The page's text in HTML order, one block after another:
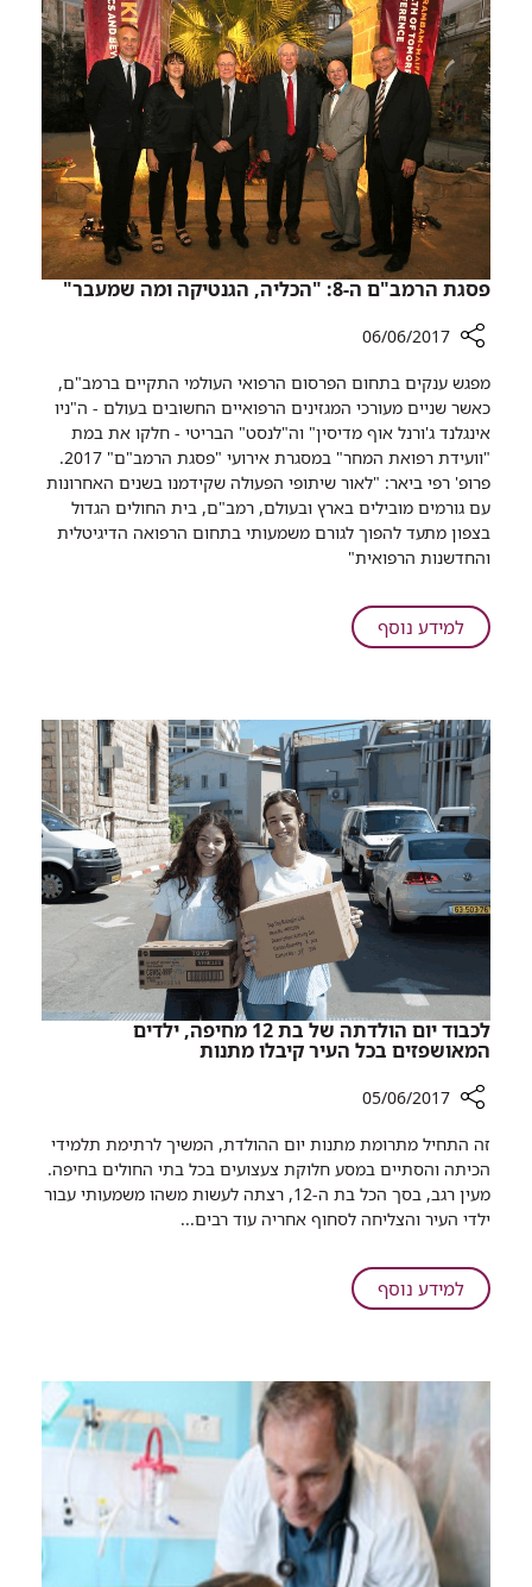
עשרות
אלפי
שקלים
לביה"ח
הישראלי
​פסגת הרמב"ם ה-8: "הכליה, הגנטיקה ומה שמעבר"
שיתוף
​
פסגת
הרמב"ם
"הכליה,
הגנטיקה
ומה
06/06/2017
מ​פגש ענקים בתחום הפרסום הרפואי העולמי התקיים ברמב"ם,
כאשר שניים מעורכי המגזינים הרפואיים החשובים בעולם - ה"ניו
אינגלנד ג'ורנל אוף מדיסין" וה"לנסט" הבריטי - חלקו את במת
"וועידת רפואת המחר" במסגרת אירועי "פסגת הרמב"ם" 2017.
פרופ' רפי ביאר: "לאור שיתופי הפעולה שקידמנו בשנים האחרונות
עם גורמים מובילים בארץ ובעולם, רמב"ם, בית החולים הגדול
בצפון מתעד להפוך לגורם משמעותי בתחום הרפואה הדיגיטלית
והחדשנות הרפואית"
למידע נוסףעל
ה-8:
"הכליה,
הגנטיקה
ומה
שמעבר"
לכבוד יום הולדתה של בת 12 מחיפה, ילדים
המאושפזים בכל העיר קיבלו מתנות
שיתוף
לכבוד
יום
הולדתה
בת
12
המאושפזים
מתנות
05/06/2017
זה התחיל מתרומת מתנות יום ההולדת, המשיך לרתימת תלמידי
הכיתה והסתיים במסע חלוקת צעצועים בכל בתי החולים בחיפה.
מעין רגב, בסך הכל בת ה-12, רצתה לעשות משהו משמעותי עבור
ילדי העיר והצליחה לסחוף אחריה עוד רבים...​
למידע נוסףעל
לכבוד
בת
12
מחיפה,
ילדים
המאושפזים
בכל
העיר